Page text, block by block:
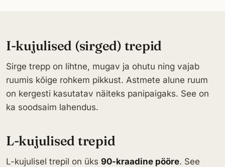
I-kujulised (sirged) trepid
Sirge trepp on lihtne, mugav ja ohutu ning vajab
ruumis kõige rohkem pikkust. Astmete alune ruum
on kergesti kasutatav näiteks panipaigaks. See on
ka soodsaim lahendus.
L-kujulised trepid
L-kujulisel trepil on üks 90-kraadine pööre. See